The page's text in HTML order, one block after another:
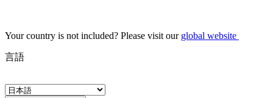
Your country is not included? Please visit our global website
言語